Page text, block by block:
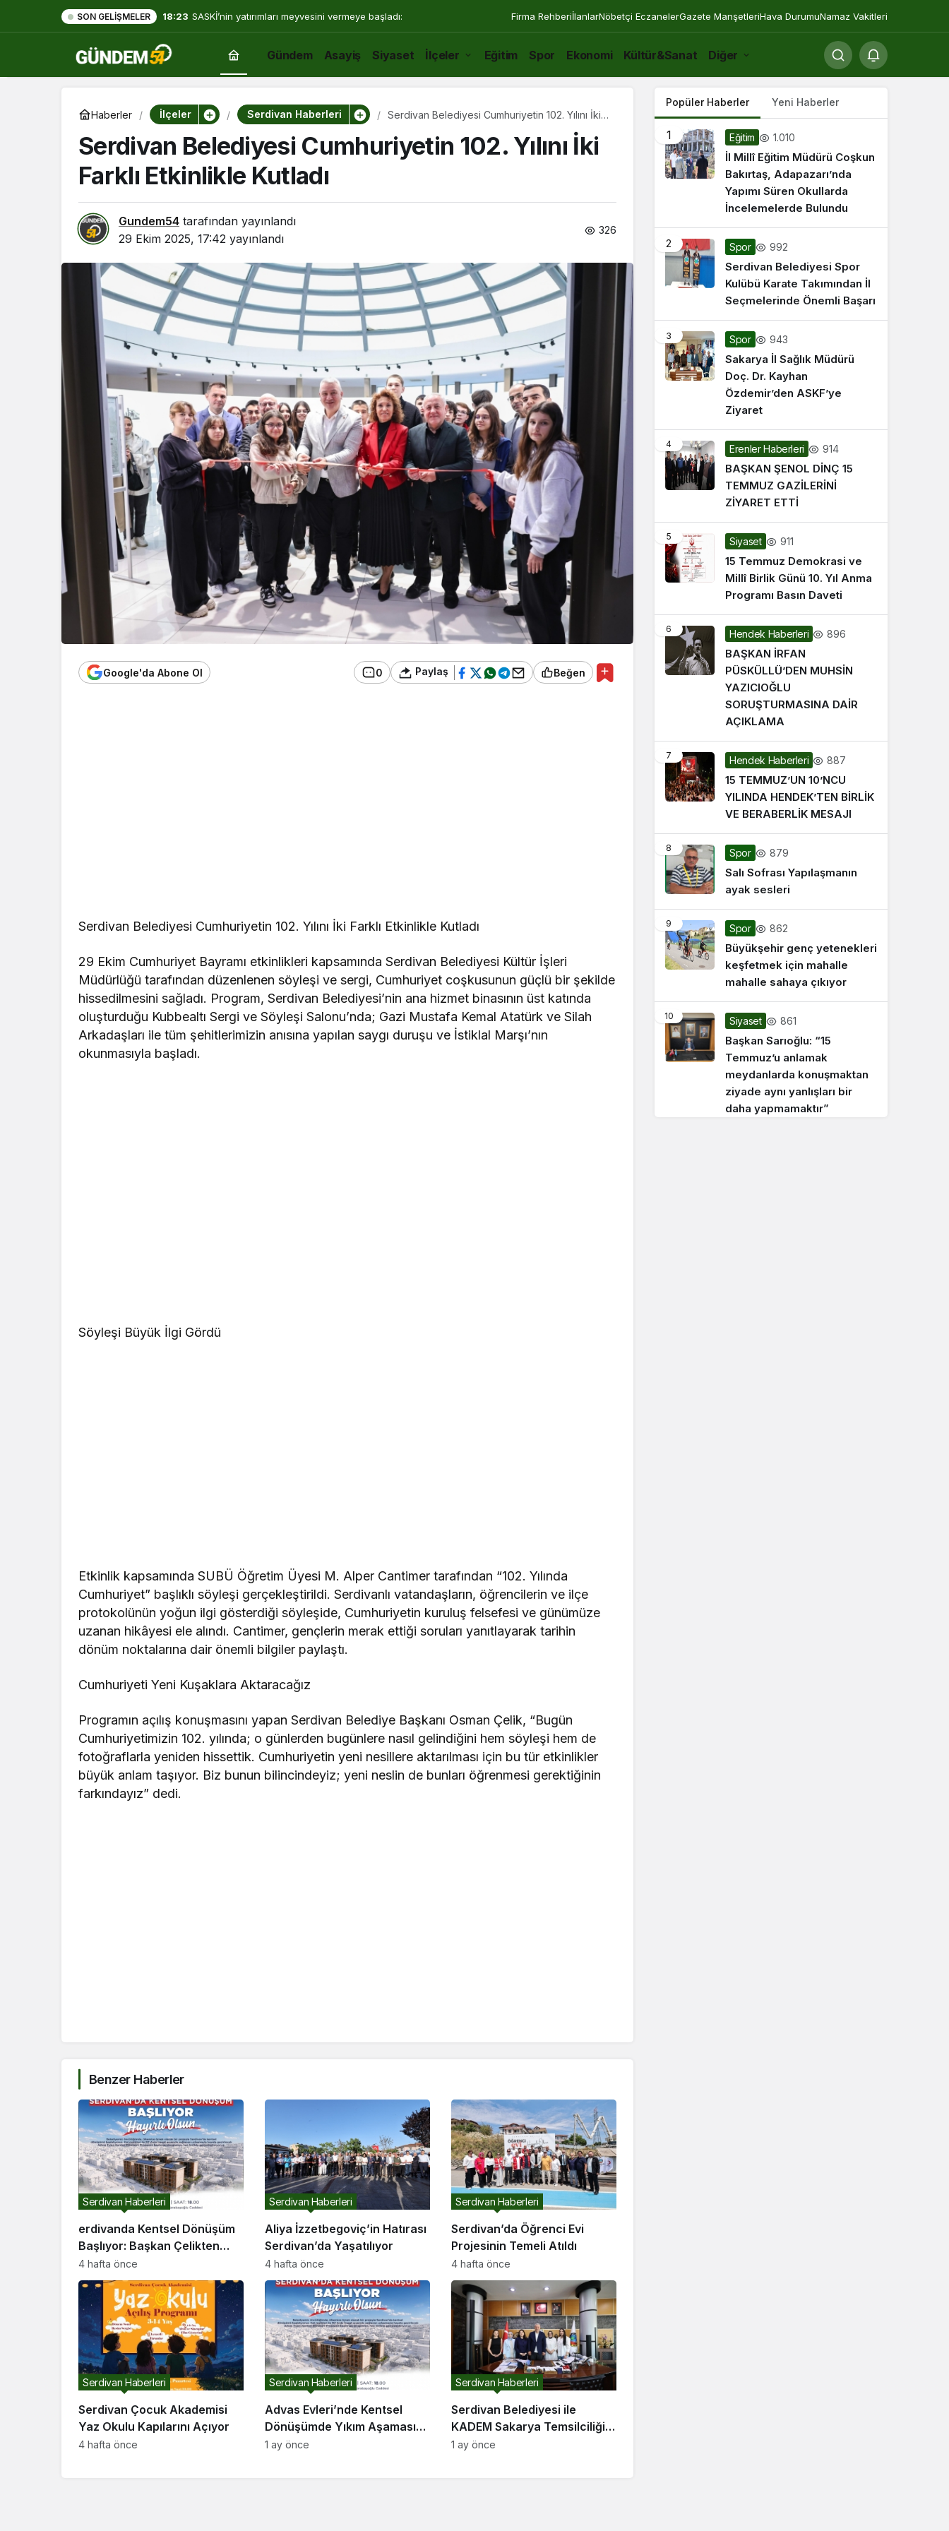
SON GELIŞMELER 18:23 SASKİ’nin yatırımları meyvesini vermeye başladı: Firma RehberiİlanlarNöbetçi EczanelerGazete ManşetleriHava DurumuNamaz Vakitleri
Gündem Asayiş Siyaset İlçeler Eğitim Spor Ekonomi Kültür&Sanat Diğer
Haberler İlçeler Serdivan Haberleri
Serdivan Belediyesi Cumhuriyetin 102. Yılını İki
Serdivan Belediyesi Cumhuriyetin 102. Yılını İki
Farklı Etkinlikle Kutladı
Gundem54 tarafından yayınlandı
29 Ekim 2025, 17:42 yayınlandı
326
Google'da Abone Ol 0 Paylaş Beğen
Serdivan Belediyesi Cumhuriyetin 102. Yılını İki Farklı Etkinlikle Kutladı
29 Ekim Cumhuriyet Bayramı etkinlikleri kapsamında Serdivan Belediyesi Kültür İşleri
Müdürlüğü tarafından düzenlenen söyleşi ve sergi, Cumhuriyet coşkusunun güçlü bir şekilde
hissedilmesini sağladı. Program, Serdivan Belediyesi’nin ana hizmet binasının üst katında
oluşturduğu Kubbealtı Sergi ve Söyleşi Salonu’nda; Gazi Mustafa Kemal Atatürk ve Silah
Arkadaşları ile tüm şehitlerimizin anısına yapılan saygı duruşu ve İstiklal Marşı’nın
okunmasıyla başladı.
Söyleşi Büyük İlgi Gördü
Etkinlik kapsamında SUBÜ Öğretim Üyesi M. Alper Cantimer tarafından “102. Yılında
Cumhuriyet” başlıklı söyleşi gerçekleştirildi. Serdivanlı vatandaşların, öğrencilerin ve ilçe
protokolünün yoğun ilgi gösterdiği söyleşide, Cumhuriyetin kuruluş felsefesi ve günümüze
uzanan hikâyesi ele alındı. Cantimer, gençlerin merak ettiği soruları yanıtlayarak tarihin
dönüm noktalarına dair önemli bilgiler paylaştı.
Cumhuriyeti Yeni Kuşaklara Aktaracağız
Programın açılış konuşmasını yapan Serdivan Belediye Başkanı Osman Çelik, “Bugün
Cumhuriyetimizin 102. yılında; o günlerden bugünlere nasıl gelindiğini hem söyleşi hem de
fotoğraflarla yeniden hissettik. Cumhuriyetin yeni nesillere aktarılması için bu tür etkinlikler
büyük anlam taşıyor. Biz bunun bilincindeyiz; yeni neslin de bunları öğrenmesi gerektiğinin
farkındayız” dedi.
Benzer Haberler
erdivanda Kentsel Dönüşüm
Başlıyor: Başkan Çelikten
Davet
Serdivan Haberleri
4 hafta önce
Aliya İzzetbegoviç’in Hatırası
Serdivan’da Yaşatılıyor
Serdivan Haberleri
4 hafta önce
Serdivan’da Öğrenci Evi
Projesinin Temeli Atıldı
Serdivan Haberleri
4 hafta önce
Serdivan Çocuk Akademisi
Yaz Okulu Kapılarını Açıyor
Serdivan Haberleri
4 hafta önce
Advas Evleri’nde Kentsel
Dönüşümde Yıkım Aşamasına
Geçiliyor
Serdivan Haberleri
1 ay önce
Serdivan Belediyesi ile
KADEM Sakarya Temsilciliği
Arasında İş Birliği Protokolü
Serdivan Haberleri
1 ay önce
Popüler Haberler Yeni Haberler
1 Eğitim 1.010
İl Millî Eğitim Müdürü Coşkun
Bakırtaş, Adapazarı’nda
Yapımı Süren Okullarda
İncelemelerde Bulundu
2 Spor 992
Serdivan Belediyesi Spor
Kulübü Karate Takımından İl
Seçmelerinde Önemli Başarı
3 Spor 943
Sakarya İl Sağlık Müdürü
Doç. Dr. Kayhan
Özdemir’den ASKF’ye
Ziyaret
4 Erenler Haberleri 914
BAŞKAN ŞENOL DİNÇ 15
TEMMUZ GAZİLERİNİ
ZİYARET ETTİ
5 Siyaset 911
15 Temmuz Demokrasi ve
Millî Birlik Günü 10. Yıl Anma
Programı Basın Daveti
6 Hendek Haberleri 896
BAŞKAN İRFAN
PÜSKÜLLÜ’DEN MUHSİN
YAZICIOĞLU
SORUŞTURMASINA DAİR
AÇIKLAMA
7 Hendek Haberleri 887
15 TEMMUZ’UN 10’NCU
YILINDA HENDEK’TEN BİRLİK
VE BERABERLİK MESAJI
8 Spor 879
Salı Sofrası Yapılaşmanın
ayak sesleri
9 Spor 862
Büyükşehir genç yetenekleri
keşfetmek için mahalle
mahalle sahaya çıkıyor
10 Siyaset 861
Başkan Sarıoğlu: “15
Temmuz’u anlamak
meydanlarda konuşmaktan
ziyade aynı yanlışları bir
daha yapmamaktır”